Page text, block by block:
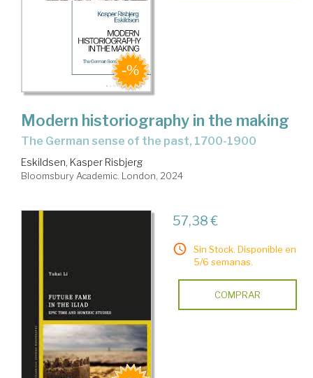
Modern historiography in the making
the German sense of the past, 1700-1900
Eskildsen, Kasper Risbjerg
Bloomsbury Academic. London, 2024
57,38 €
Sin Stock. Disponible en
5/6 semanas.
COMPRAR